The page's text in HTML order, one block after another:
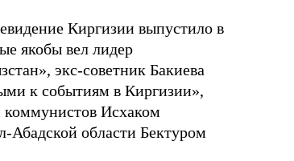
Киргизии выпустило в
якобы вел лидер
экс-советник Бакиева
к событиям в Киргизии»,
Исхаком
области Бектуром